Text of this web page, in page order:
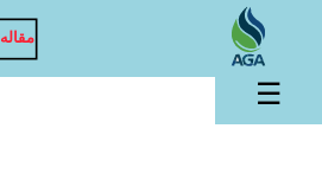
مقاله
☰